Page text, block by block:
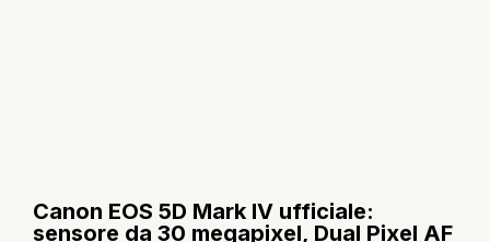
Canon EOS 5D Mark IV ufficiale:
sensore da 30 megapixel, Dual Pixel AF